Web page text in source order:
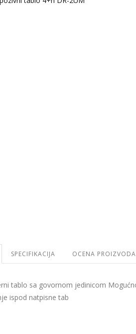
SPECIFIKACIJA OCENA
tablo sa govornom jedinicom
ispod natpisne tab